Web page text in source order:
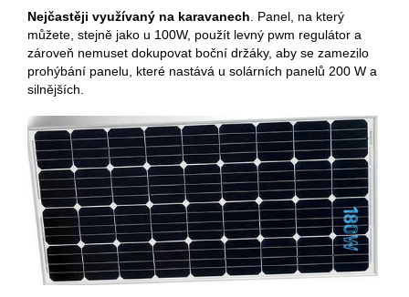
Nejčastěji využívaný na karavanech. Panel, na který
můžete, stejně jako u 100W, použít levný pwm regulátor a
zároveň nemuset dokupovat boční držáky, aby se zamezilo
prohýbání panelu, které nastává u solárních panelů 200 W a
silnějších.